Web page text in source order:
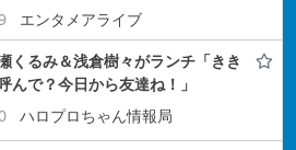
エンタメアライブ
くるみ＆浅倉樹々がランチ「きき
んで？今日から友達ね！」
ハロプロちゃん情報局